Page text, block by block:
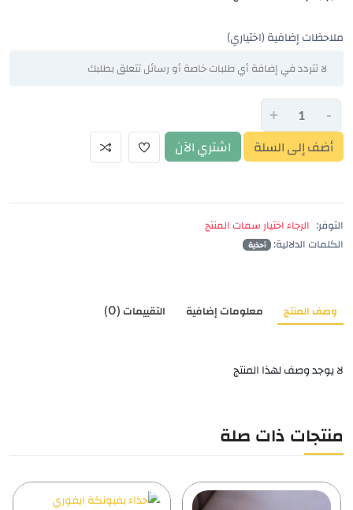
ملاحظات إضافية (اختياري)
-
+
أضف إلى السلة اشتري الآن
التوفر:
الرجاء اختيار سمات المنتج
الكلمات الدلالية:
أحذية
وصف المنتج معلومات إضافية التقييمات (0)
لا يوجد وصف لهذا المنتج
منتجات ذات صلة